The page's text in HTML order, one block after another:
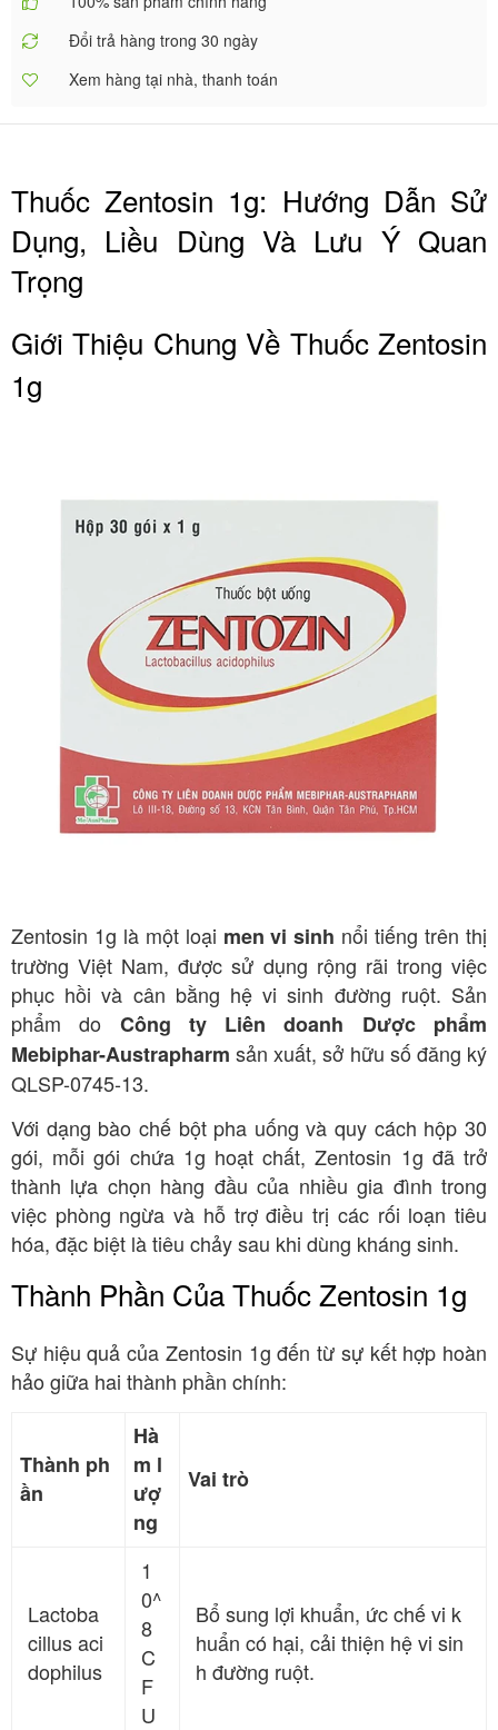
Đổi trả hàng trong 30 ngày
Xem hàng tại nhà, thanh toán
Thuốc Zentosin 1g: Hướng Dẫn Sử
Dụng, Liều Dùng Và Lưu Ý Quan
Trọng
Giới Thiệu Chung Về Thuốc Zentosin
1g
Zentosin 1g là một loại men vi sinh nổi tiếng trên thị
trường Việt Nam, được sử dụng rộng rãi trong việc
phục hồi và cân bằng hệ vi sinh đường ruột. Sản
phẩm do Công ty Liên doanh Dược phẩm
Mebiphar-Austrapharm sản xuất, sở hữu số đăng ký
QLSP-0745-13.
Với dạng bào chế bột pha uống và quy cách hộp 30
gói, mỗi gói chứa 1g hoạt chất, Zentosin 1g đã trở
thành lựa chọn hàng đầu của nhiều gia đình trong
việc phòng ngừa và hỗ trợ điều trị các rối loạn tiêu
hóa, đặc biệt là tiêu chảy sau khi dùng kháng sinh.
Thành Phần Của Thuốc Zentosin 1g
Sự hiệu quả của Zentosin 1g đến từ sự kết hợp hoàn
hảo giữa hai thành phần chính:
Thành ph
ần
Hà
m l
ượ
ng
Vai trò
Lactoba
cillus aci
dophilus
1
0^
8
C
F
U
Bổ sung lợi khuẩn, ức chế vi k
huẩn có hại, cải thiện hệ vi sin
h đường ruột.